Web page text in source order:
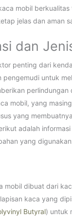
mobil berkualitas
jelas dan aman
dan
penting dari
pengemudi untuk
perlindungan
mobil, yang
yang
adalah
yang
mobil dibuat dari
kaca yang
Butyral) untuk